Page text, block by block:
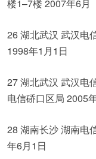
楼1–7楼 2007年6月
26 湖北武汉 武汉电
1998年1月1日
27 湖北武汉 武汉电
电信硚口区局 2005
28 湖南长沙 湖南电
年6月1日